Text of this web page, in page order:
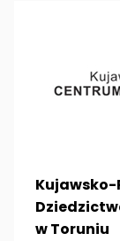
w Toruniu